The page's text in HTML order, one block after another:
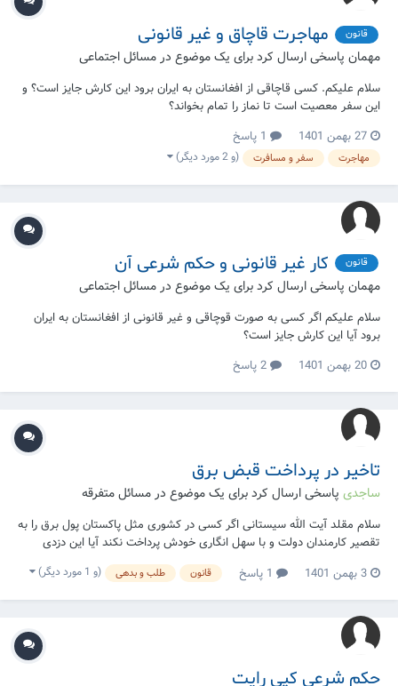
قانون مهاجرت قاچاق و غیر قانونی
مهمان پاسخی ارسال کرد برای یک موضوع در مسائل اجتماعی
سلام علیکم. کسی قاچاقی از افغانستان به ایران برود این کارش جایز است؟ و
این سفر معصیت است تا نماز را تمام بخواند؟
27 بهمن 1401
مهاجرت سفر و مسافرت (و 2 مورد دیگر)
قانون کار غیر قانونی و حکم شرعی آن
مهمان پاسخی ارسال کرد برای یک موضوع در مسائل اجتماعی
سلام علیکم اگر کسی به صورت قوچاقی و غیر قانونی از افغانستان به ایران
برود آیا این کارش جایز است؟
20 بهمن 1401
تاخیر در پرداخت قبض برق
ساجدی پاسخی ارسال کرد برای یک موضوع در مسائل متفرقه
سلام مقلد آیت الله سیستانی اگر کسی در کشوری مثل پاکستان پول برق را به
تقصیر کارمندان دولت و با سهل انگاری خودش پرداخت نکند آیا این دزدی
محسوب میشود یا خیر . درصورت دزدی وضو و غسل با آب گرم شده توسط
برق باطل است یا خیر نمازهایی که تا حالا خونده تکلیف اش چیست
3 بهمن 1401 قانون طلب و بدهی (و 1 مورد دیگر)
حکم شرعی کپی رایت